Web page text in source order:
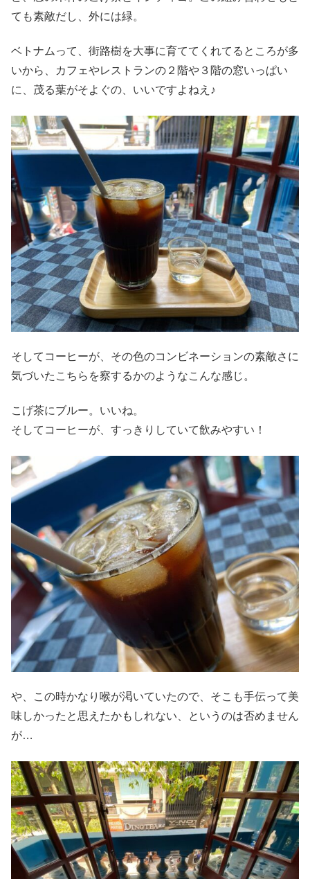
ても素敵だし、外には緑。
ベトナムって、街路樹を大事に育ててくれてるところが多
いから、カフェやレストランの２階や３階の窓いっぱい
に、茂る葉がそよぐの、いいですよねえ♪
そしてコーヒーが、その色のコンビネーションの素敵さに
気づいたこちらを察するかのようなこんな感じ。
こげ茶にブルー。いいね。
そしてコーヒーが、すっきりしていて飲みやすい！
や、この時かなり喉が渇いていたので、そこも手伝って美
味しかったと思えたかもしれない、というのは否めません
が…